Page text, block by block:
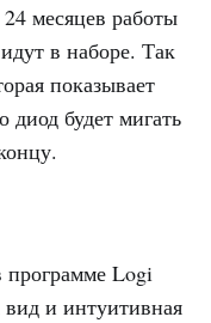
месяцев работы
в наборе. Так
показывает
диод будет мигать
программе Logi
и интуитивная